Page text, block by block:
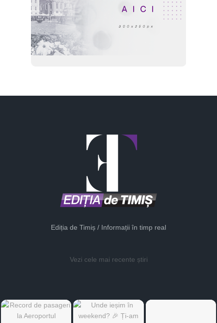
Ediția de Timiș / Informații în timp real
Vezi cele mai recente știri